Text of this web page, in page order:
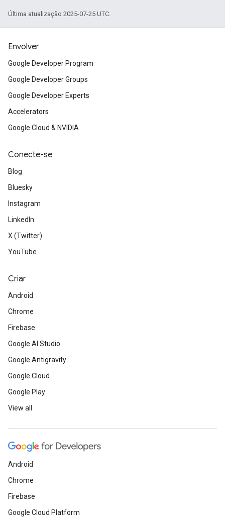
Última atualização 2025-07-25 UTC.
Envolver
Google Developer Program
Google Developer Groups
Google Developer Experts
Accelerators
Google Cloud & NVIDIA
Conecte-se
Blog
Bluesky
Instagram
LinkedIn
X (Twitter)
YouTube
Criar
Android
Chrome
Firebase
Google AI Studio
Google Antigravity
Google Cloud
Google Play
View all
Android
Chrome
Firebase
Google Cloud Platform